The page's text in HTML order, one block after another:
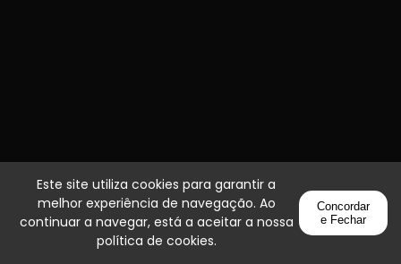
Este site utiliza cookies para garantir a
melhor experiência de navegação. Ao
continuar a navegar, está a aceitar a nossa
política de cookies.
Concordar
e Fechar